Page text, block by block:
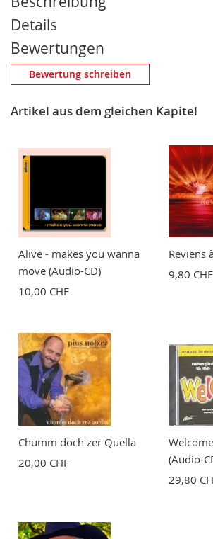
Details
Bewertungen
Eigene Bewertung schreiben
Nickname
Zusammenfassung
Bewertung
Bewertung schreiben
Artikel aus dem gleichen Kapitel
Alive - makes you wanna
move (Audio-CD)
10,00 CHF
Reviens
9,80 CHF
Chumm doch zer Quella
20,00 CHF
(Audio-
29,80